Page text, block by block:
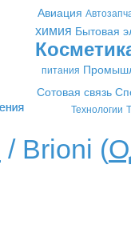
Авиация
химия Бытовая
питания
Сотовая связь
Технологии
/ Brioni (